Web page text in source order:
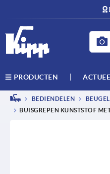
PRODUCTEN
BEDIENDELEN
BUISGREPEN KUNSTSTOF